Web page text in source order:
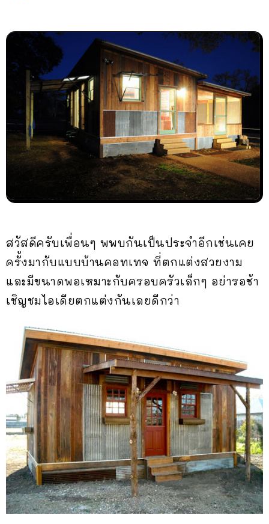
สวัสดีครับเพื่อนๆ พพบกันเป็นประจำอีกเช่นเคย
ครั้งมากับแบบบ้านคอทเทจ ที่ตกแต่งสวยงาม
และมีขนาดพอเหมาะกับครอบครัวเล็กๆ อย่ารอช้า
เชิญชมไอเดียตกแต่งกันเลยดีกว่า